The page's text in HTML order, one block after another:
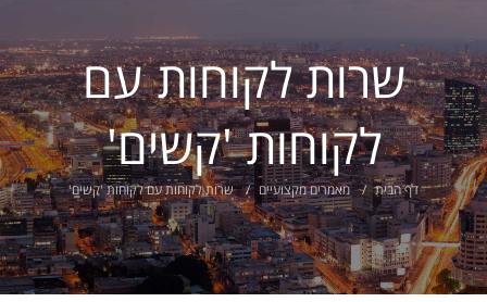
שרות לקוחות עם
לקוחות 'קשים'
דף הבית מאמרים מקצועיים שרות לקוחות עם לקוחות 'קשים'